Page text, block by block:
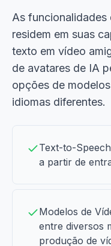
As funcionalidades
residem em suas
texto em vídeo
de avatares de IA
opções de
idiomas diferentes.
Text-to-
a partir de
Modelos de
entre diversos
produção de